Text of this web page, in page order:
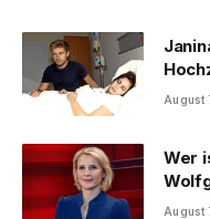
August
Wer
August